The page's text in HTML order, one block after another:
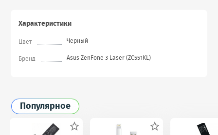
Характеристики
Цвет
Черный
Бренд
Asus ZenFone 3 Laser (ZC551KL)
Популярное
 